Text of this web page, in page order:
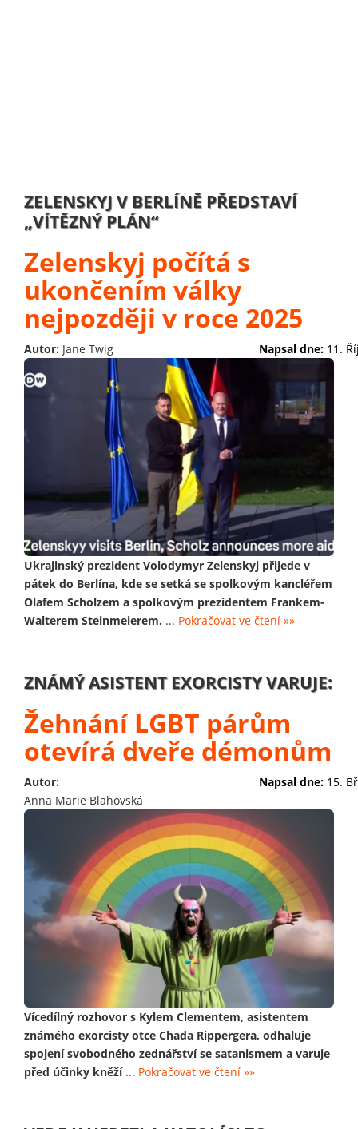
ZELENSKYJ V BERLÍNĚ PŘEDSTAVÍ
„VÍTĚZNÝ PLÁN“
Zelenskyj počítá s
ukončením války
nejpozději v roce 2025
Autor: Jane Twig Napsal dne: 11.
Ukrajinský prezident Volodymyr Zelenskyj přijede v
pátek do Berlína, kde se setká se spolkovým kancléřem
Olafem Scholzem a spolkovým prezidentem Frankem-
Walterem Steinmeierem. ... Pokračovat ve čtení »»
ZNÁMÝ ASISTENT EXORCISTY VARUJE:
Žehnání LGBT párům
otevírá dveře démonům
Autor:
Anna Marie Blahovská
Napsal dne: 15.
Vícedílný rozhovor s Kylem Clementem, asistentem
známého exorcisty otce Chada Rippergera, odhaluje
spojení svobodného zednářství se satanismem a varuje
před účinky kněží... Pokračovat ve čtení »»